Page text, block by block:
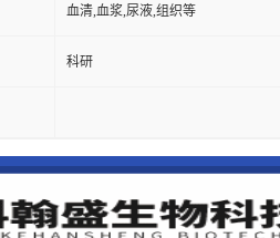
血清,血浆,尿液,组织等
科研